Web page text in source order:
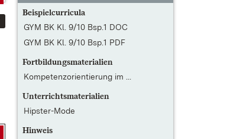
Beispielcurricula
GYM BK Kl. 9/10 Bsp.1 DOC
GYM BK Kl. 9/10 Bsp.1 PDF
Fortbildungsmaterialien
Kompetenzorientierung im ...
Unterrichtsmaterialien
Hipster-Mode
Hinweis